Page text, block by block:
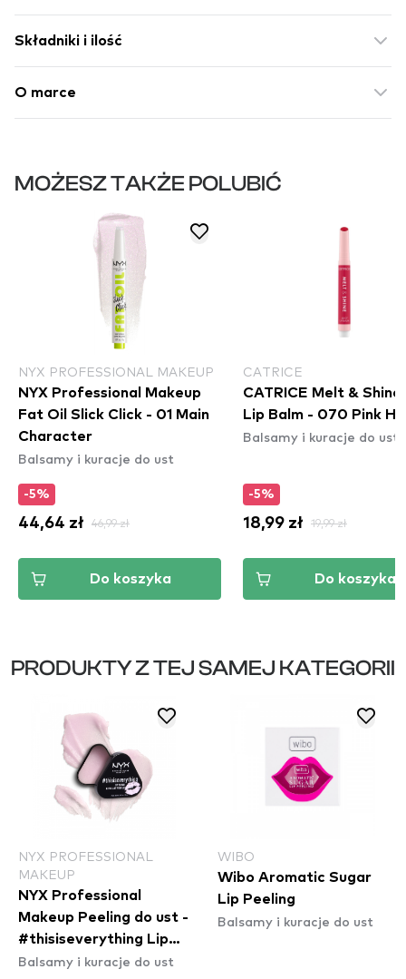
Składniki i ilość
O marce
MOŻESZ TAKŻE POLUBIĆ
NYX PROFESSIONAL MAKEUP
NYX Professional Makeup
Fat Oil Slick Click - 01 Main
Character
Balsamy i kuracje do ust
-5%
44,64 zł 46,99 zł
Do koszyka
CATRICE
CATRICE Melt & Shine
Lip Balm - 070 Pink
Balsamy i kuracje do ust
-5%
18,99 zł 19,99 zł
Do koszyka
PRODUKTY Z TEJ SAMEJ KATEGORII
NYX PROFESSIONAL
MAKEUP
NYX Professional
Makeup Peeling do ust -
#thisiseverything Lip
Scrub (TIELSC01)
Balsamy i kuracje do ust
WIBO
Wibo Aromatic Sugar
Lip Peeling
Balsamy i kuracje do ust